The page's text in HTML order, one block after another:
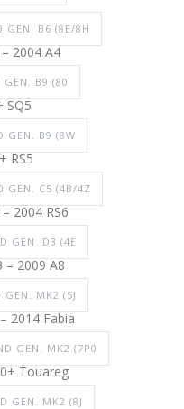
GEN. B6 (8E/8H
2004 A4
GEN. B9 (80
SQ5
GEN. B9 (8W
RS5
GEN. C5 (4B/4Z
2004 RS6
GEN. D3 (4E
– 2009 A8
GEN. MK2 (5J
2014 Fabia
GEN. MK2 (7P0
Touareg
GEN. MK2 (8J